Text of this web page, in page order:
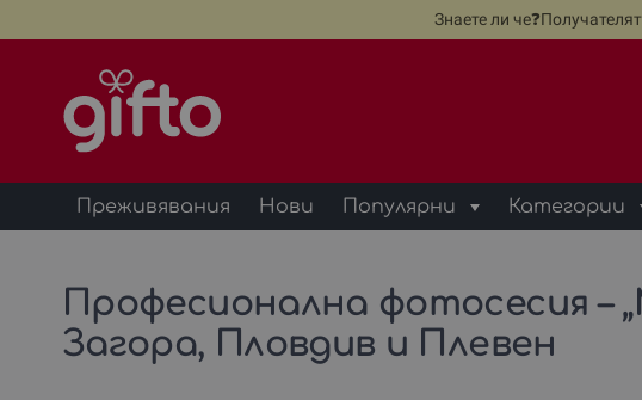
Знаете ли
Преживявания Нови Популярни Категории
Професионална фотосесия –
Загора, Пловдив и Плевен